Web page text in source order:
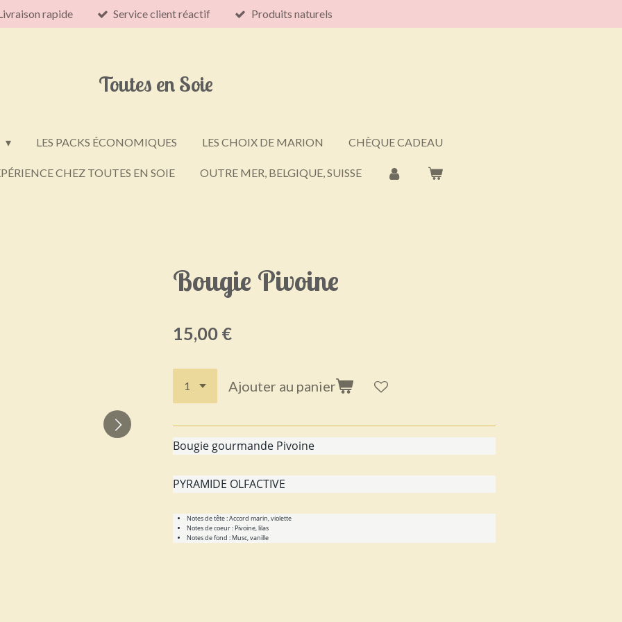
rapide Service client réactif Produits naturels
Toutes en Soie
LES PACKS ÉCONOMIQUES LES CHOIX DE MARION CHÈQUE CADEAU
CHEZ TOUTES EN SOIE OUTRE MER, BELGIQUE, SUISSE
Bougie Pivoine
15,00 €
Ajouter au panier
Bougie gourmande Pivoine
PYRAMIDE OLFACTIVE
Notes de tête :Accord marin, violette
Notes de coeur :Pivoine, lilas
Notes de fond :Musc, vanille